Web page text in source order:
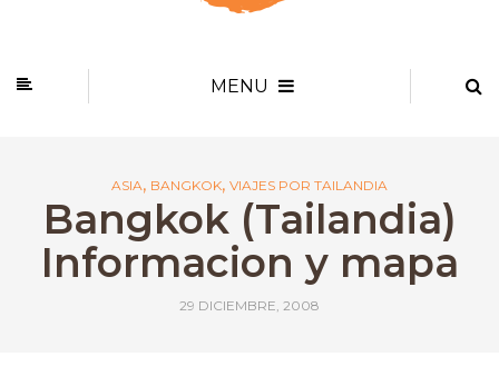
MENU
ASIA, BANGKOK, VIAJES POR TAILANDIA
Bangkok (Tailandia)
Informacion y mapa
29 DICIEMBRE, 2008